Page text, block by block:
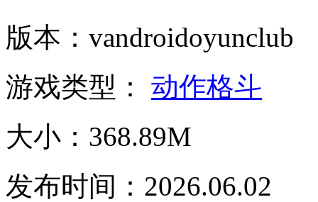
版本：vandroidoyunclub
游戏类型： 动作格斗
大小：368.89M
发布时间：2026.06.02